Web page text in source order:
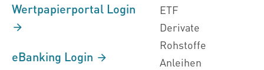
Wertpapierportal Login
eBanking Login
ETF
Derivate
Rohstoffe
Anleihen